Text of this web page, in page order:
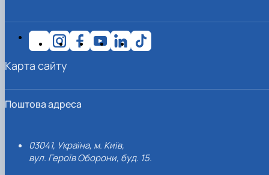
Поштова адреса
03041, Україна, м. Київ,
вул. Героїв Оборони, буд. 15.
Карта сайту